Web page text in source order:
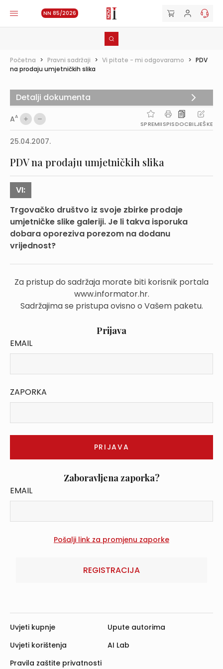
NN 85/2026
Početna > Pravni sadržaji > Vi pitate - mi odgovaramo > PDV
na prodaju umjetničkih slika
AA
SPREMIISPISDOCBILJEŠKE
25.04.2007.
PDV na prodaju umjetničkih slika
VI:
Trgovačko društvo iz svoje zbirke prodaje
umjetničke slike galeriji. Je li takva isporuka
dobara oporeziva porezom na dodanu
vrijednost?
Za pristup do sadržaja morate biti korisnik portala
www.informator.hr.
Sadržajima se pristupa ovisno o Vašem paketu.
Prijava
EMAIL
ZAPORKA
Zaboravljena zaporka?
EMAIL
REGISTRACIJA
Detalji dokumenta
Uvjeti kupnje
Uvjeti korištenja
Pravila zaštite privatnosti
Upute autorima
AI Lab